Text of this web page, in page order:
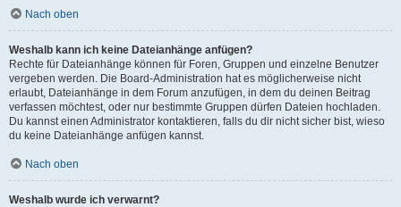
Nach oben
Weshalb kann ich keine Dateianhänge anfügen?
Rechte für Dateianhänge können für Foren, Gruppen und einzelne Benutzer
vergeben werden. Die Board-Administration hat es möglicherweise nicht
erlaubt, Dateianhänge in dem Forum anzufügen, in dem du deinen Beitrag
verfassen möchtest, oder nur bestimmte Gruppen dürfen Dateien hochladen.
Du kannst einen Administrator kontaktieren, falls du dir nicht sicher bist, wieso
du keine Dateianhänge anfügen kannst.
Nach oben
Weshalb wurde ich verwarnt?